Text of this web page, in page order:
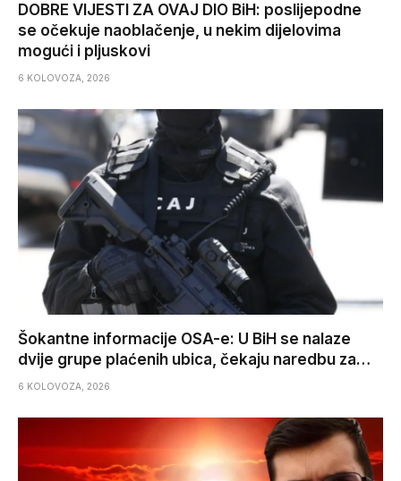
DOBRE VIJESTI ZA OVAJ DIO BiH: poslijepodne
se očekuje naoblačenje, u nekim dijelovima
mogući i pljuskovi
6 KOLOVOZA, 2026
Šokantne informacije OSA-e: U BiH se nalaze
dvije grupe plaćenih ubica, čekaju naredbu za…
6 KOLOVOZA, 2026